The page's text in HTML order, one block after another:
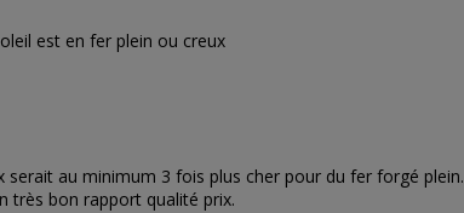
est en fer plein ou creux
serait au minimum 3 fois plus cher pour du fer forgé plein.
très bon rapport qualité prix.